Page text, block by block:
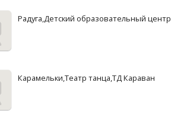
Радуга,Детский образовательный центр
Карамельки,Театр танца,ТД Караван